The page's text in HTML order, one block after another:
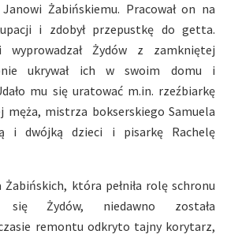
Żabińskiemu. Pracował on na
i zdobył przepustkę do getta.
wyprowadzał Żydów z zamkniętej
ukrywał ich w swoim domu i
mu się uratować m.in. rzeźbiarkę
męża, mistrza bokserskiego Samuela
i dwójką dzieci i pisarkę Rachelę
Żabińskich, która pełniła rolę schronu
się Żydów, niedawno została
remontu odkryto tajny korytarz,